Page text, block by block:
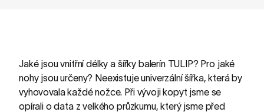
Jaké jsou vnitřní délky a šířky balerín TULIP? Pro jaké
nohy jsou určeny? Neexistuje univerzální šířka, která by
vyhovovala každé nožce. Při vývoji kopyt jsme se
opírali o data z velkého průzkumu, který jsme před